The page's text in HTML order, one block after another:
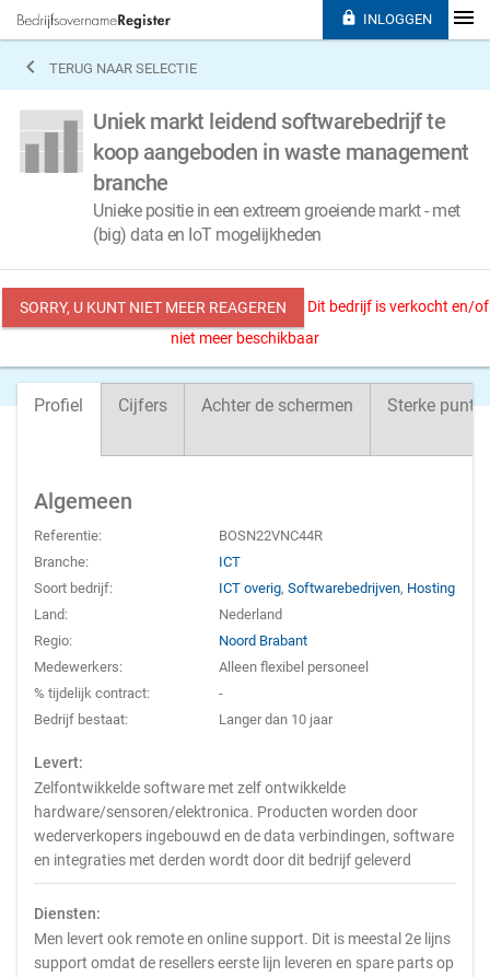
 TERUG NAAR SELECTIE
Uniek markt leidend softwarebedrijf te
koop aangeboden in waste management
branche
Unieke positie in een extreem groeiende markt - met
(big) data en IoT mogelijkheden
SORRY, U KUNT NIET MEER REAGEREN
Dit bedrijf is verkocht en/of
niet meer beschikbaar
Profiel Cijfers Achter de schermen Sterke
Algemeen
Referentie:
BOSN22VNC44R
Branche:
ICT
Soort bedrijf:
ICT overig,Softwarebedrijven, Hosting
Land:
Nederland
Regio:
Noord Brabant
Medewerkers:
Alleen flexibel personeel
% tijdelijk contract:
-
Bedrijf bestaat:
Langer dan 10 jaar
Levert:
Zelfontwikkelde software met zelf ontwikkelde
hardware/sensoren/elektronica. Producten worden door
wederverkopers ingebouwd en de data verbindingen, software
en integraties met derden wordt door dit bedrijf geleverd
Diensten:
Men levert ook remote en online support. Dit is meestal 2e lijns
support omdat de resellers eerste lijn leveren en spare parts op
 INLOGGEN